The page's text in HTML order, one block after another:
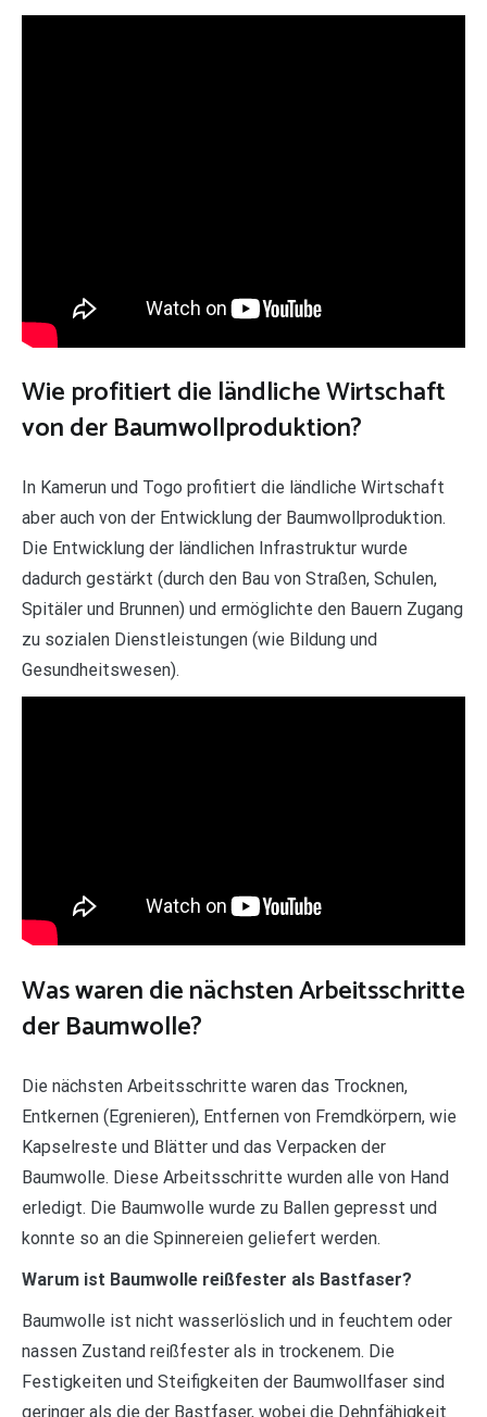
Wie profitiert die ländliche Wirtschaft
von der Baumwollproduktion?
In Kamerun und Togo profitiert die ländliche Wirtschaft
aber auch von der Entwicklung der Baumwollproduktion.
Die Entwicklung der ländlichen Infrastruktur wurde
dadurch gestärkt (durch den Bau von Straßen, Schulen,
Spitäler und Brunnen) und ermöglichte den Bauern Zugang
zu sozialen Dienstleistungen (wie Bildung und
Gesundheitswesen).
Was waren die nächsten Arbeitsschritte
der Baumwolle?
Die nächsten Arbeitsschritte waren das Trocknen,
Entkernen (Egrenieren), Entfernen von Fremdkörpern, wie
Kapselreste und Blätter und das Verpacken der
Baumwolle. Diese Arbeitsschritte wurden alle von Hand
erledigt. Die Baumwolle wurde zu Ballen gepresst und
konnte so an die Spinnereien geliefert werden.
Warum ist Baumwolle reißfester als Bastfaser?
Baumwolle ist nicht wasserlöslich und in feuchtem oder
nassen Zustand reißfester als in trockenem. Die
Festigkeiten und Steifigkeiten der Baumwollfaser sind
geringer als die der Bastfaser, wobei die Dehnfähigkeit